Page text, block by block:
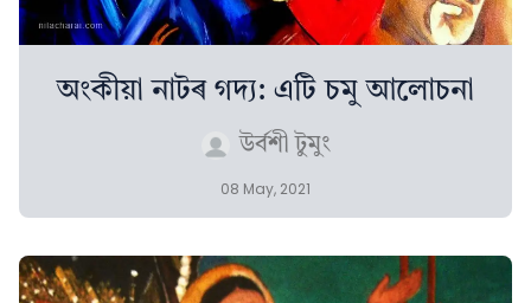
অংকীয়া নাটৰ গদ্য: এটি চমু আলোচনা
উৰ্বশী টুমুং
08 May, 2021